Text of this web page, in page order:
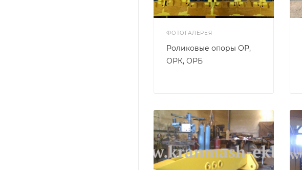
ФОТОГАЛЕРЕЯ
Роликовые опоры ОР,
ОРК, ОРБ